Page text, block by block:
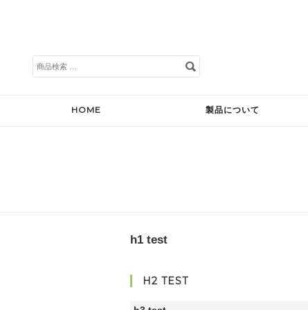
検
索
HOME 製品について
h1 test
H2 TEST